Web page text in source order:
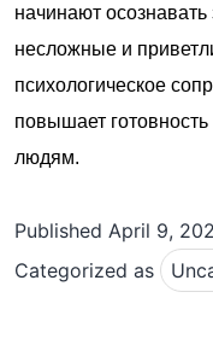
начинают
несложные и
психологическое
повышает
людям.
Published April 9,
Categorized as